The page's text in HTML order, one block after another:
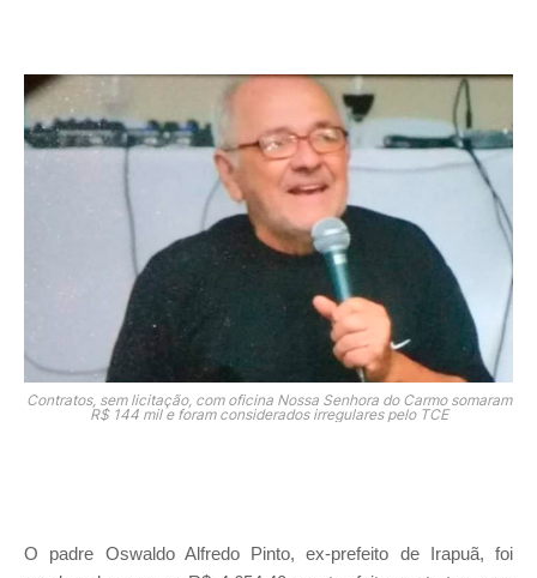
Contratos, sem licitação, com oficina Nossa Senhora do Carmo somaram
R$ 144 mil e foram considerados irregulares pelo TCE
O padre Oswaldo Alfredo Pinto, ex-prefeito de Irapuã, foi